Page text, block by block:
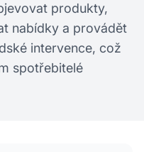
produkty,
nabídky a provádět
intervence, což
spotřebitelé